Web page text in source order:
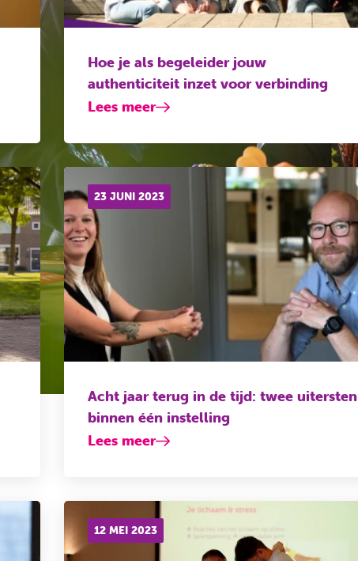
Hoe je als begeleider jouw
authenticiteit inzet voor verbinding
Lees meer
23 JUNI 2023
Acht jaar terug in de tijd: twee uitersten
binnen één instelling
Lees meer
12 MEI 2023